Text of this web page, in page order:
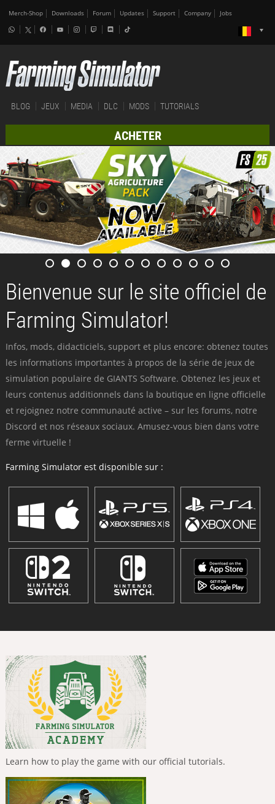
Merch-Shop Downloads Forum Updates Support Company Jobs
BLOG JEUX MEDIA DLC MODS TUTORIALS
ACHETER
Bienvenue sur le site officiel de
Farming Simulator!
Infos, mods, didacticiels, support et plus encore: obtenez toutes
les informations importantes à propos de la série de jeux de
simulation populaire de GIANTS Software. Obtenez les jeux et
leurs contenus additionnels dans la boutique en ligne officielle
et rejoignez notre communauté active – sur les forums, notre
Discord et nos réseaux sociaux. Amusez-vous bien dans votre
ferme virtuelle !
Farming Simulator est disponible sur :
Learn how to play the game with our official tutorials.